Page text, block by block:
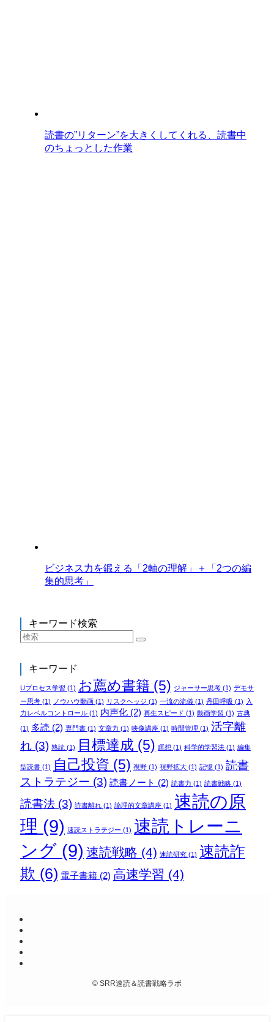
読書の”リターン”を大きくしてくれる、読書中
のちょっとした作業
ビジネス力を鍛える「2軸の理解」＋「2つの編
集的思考」
キーワード検索
キーワード
Uプロセス学習 (1) お薦め書籍 (5) ジャーサー思考(1) デモサ
ー思考(1) ノウハウ動画(1) リスクヘッジ (1) 一流の流儀(1) 丹田呼吸 (1) 入
力レベルコントロール(1) 内声化(2) 再生スピード (1) 動画学習 (1) 古典
(1) 多読 (2) 専門書(1) 文章力 (1) 映像講座(1) 時間管理 (1) 活字離
れ(3) 熟読(1) 目標達成 (5) 瞑想 (1) 科学的学習法(1) 編集
型読書(1) 自己投資 (5) 視野(1) 視野拡大(1) 記憶(1) 読書
ストラテジー (3) 読書ノート (2) 読書力 (1) 読書戦略(1)
読書法(3) 読書離れ(1) 論理的文章講座(1) 速読の原
理 (9) 速読ストラテジー (1) 速読トレーニ
ング(9) 速読戦略 (4) 速読研究(1) 速読詐
欺 (6) 電子書籍(2) 高速学習 (4)
© SRR速読＆読書戦略ラボ